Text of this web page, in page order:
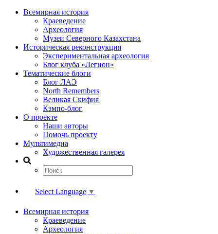
Всемирная история
Краеведение
Археология
Музеи Северного Казахстана
Историческая реконструкция
Экспериментальная археология
Блог клуба «Легион»
Тематические блоги
Блог ЛАЭ
North Remembers
Великая Скифия
Кэмпо-блог
О проекте
Наши авторы
Помочь проекту
Мультимедиа
Художественная галерея
Select Language ▼
Всемирная история
Краеведение
Археология